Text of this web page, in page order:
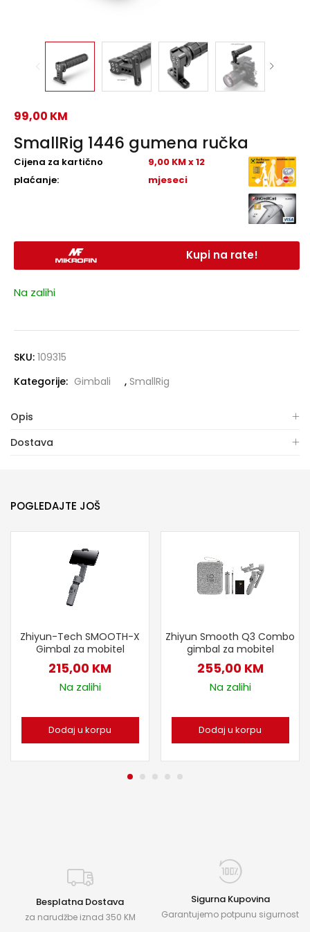
SmallRig 1446 gumena ručka
99,00 KM
Cijena za kartično
plaćanje:
9,00 KM x 12
mjeseci
Kupi na rate!
Na zalihi
SKU: 109315
Kategorije: Gimbali , SmallRig
Opis
Dostava
POGLEDAJTE JOŠ
Zhiyun-Tech SMOOTH-X
Gimbal za mobitel
215,00 KM
Na zalihi
Dodaj u korpu
Zhiyun Smooth Q3 Combo
gimbal za mobitel
255,00 KM
Na zalihi
Dodaj u korpu
Besplatna Dostava
za narudžbe iznad 350 KM
Sigurna Kupovina
Garantujemo potpunu sigurnost